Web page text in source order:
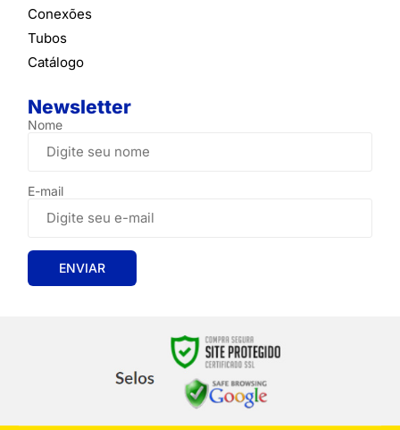
Conexões
Tubos
Catálogo
Newsletter
Nome
E-mail